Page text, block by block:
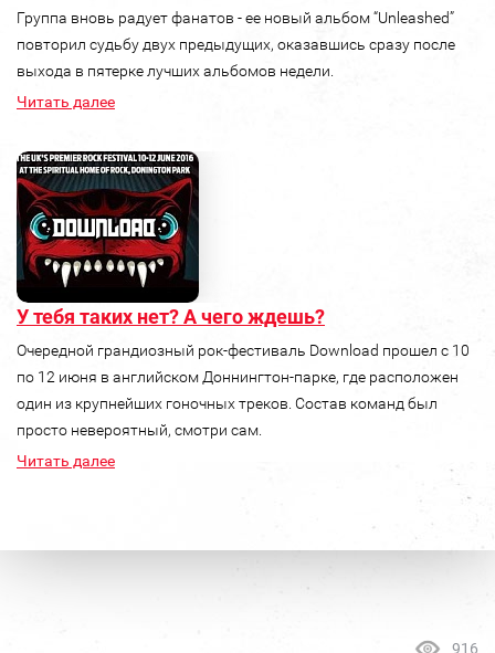
Группа вновь радует фанатов - ее новый альбом “Unleashed”
повторил судьбу двух предыдущих, оказавшись сразу после
выхода в пятерке лучших альбомов недели.
Читать далее
У тебя таких нет? А чего ждешь?
Очередной грандиозный рок-фестиваль Download прошел с 10
по 12 июня в английском Доннингтон-парке, где расположен
один из крупнейших гоночных треков. Состав команд был
просто невероятный, смотри сам.
Читать далее
916